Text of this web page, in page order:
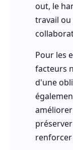
out, le
travail ou
Pour les
facteurs
d'une